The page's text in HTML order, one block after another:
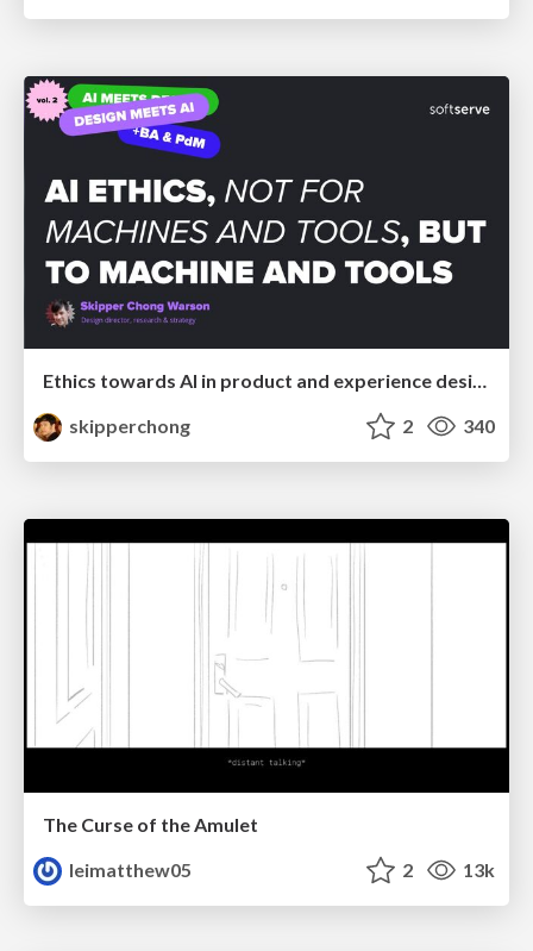
Ethics towards AI in product and experience design
skipperchong
2 340
The Curse of the Amulet
leimatthew05
2 13k